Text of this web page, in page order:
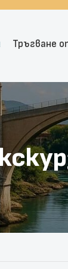
Тръгване